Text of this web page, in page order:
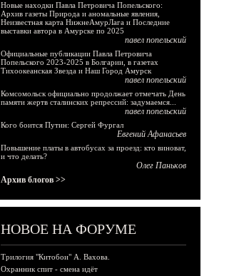
Новые находки Павла Петровича Попельского:
Архив газеты Природа и аномальные явления,
Неизвестная карта НижнеАмурЛага и Последние
выставки автора в Амурске по 2025
павел попельский
Официальные публикации Павла Петровича
Попельского 2023-2025 в Болгарии, в газетах
Тихоокеанская Звезда и Наш Город Амурск
павел попельский
Комсомольск официально продолжает отмечать День
памяти жертв сталинских репрессий: задумаемся...
павел попельский
Кого боится Путин: Сергей Фургал
Евгений Афанасьев
Повышение платы в автобусах за проезд: кто виноват,
и что делать?
Олег Паньков
Архив блогов >>
НОВОЕ НА ФОРУМЕ
Трилогия "Китобои" А. Вахова.
Охранник спит - смена идёт